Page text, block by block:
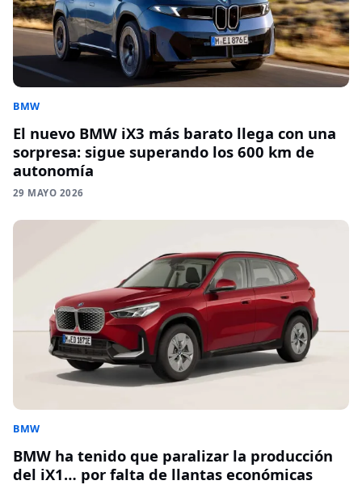
BMW
El nuevo BMW iX3 más barato llega con una
sorpresa: sigue superando los 600 km de
autonomía
29 MAYO 2026
BMW
BMW ha tenido que paralizar la producción
del iX1… por falta de llantas económicas